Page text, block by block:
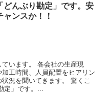
どんぶり勘定」です。安
ャンスか！！
います。 各会社の生産現
工時間、人員配置をヒアリン
況を聞いてきます。 驚くこ
」です。...